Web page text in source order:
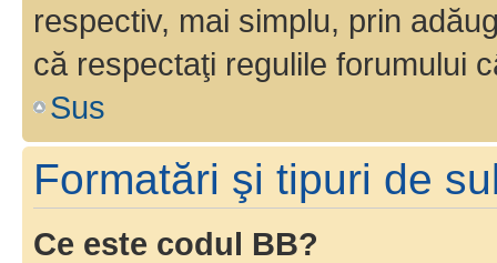
respectiv, mai simplu, prin
că respectaţi regulile forumului
Sus
Formatări şi tipuri de
Ce este codul BB?